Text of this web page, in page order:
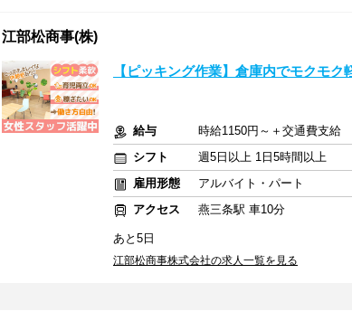
江部松商事(株)
【ピッキング作業】倉庫内でモクモク
給与
時給1150円～＋交通費支給
シフト
週5日以上 1日5時間以上
雇用形態
アルバイト・パート
アクセス
燕三条駅 車10分
あと5日
江部松商事株式会社の求人一覧を見る